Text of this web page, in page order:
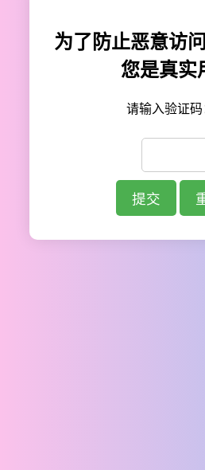
为了防止恶意访
您是真实
请输入验证码
提交